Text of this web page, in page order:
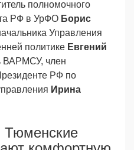
полномочного
РФ в УрФО Борис
Управления
политике Евгений
ВАРМСУ, член
РФ по
Ирина
Тюменские